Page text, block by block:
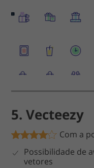
5. Vecteezy
Com a
Possibilidade de
vetores